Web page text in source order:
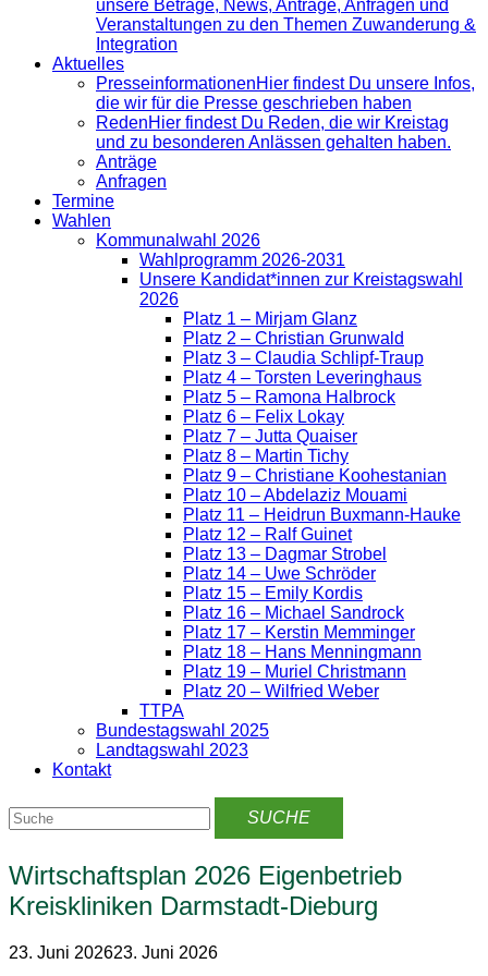
unsere Beträge, News, Anträge, Anfragen und
Veranstaltungen zu den Themen Zuwanderung &
Integration
Aktuelles
Presse­informationenHier findest Du unsere Infos,
die wir für die Presse geschrieben haben
RedenHier findest Du Reden, die wir Kreistag
und zu besonderen Anlässen gehalten haben.
Anträge
Anfragen
Termine
Wahlen
Kommunalwahl 2026
Wahlprogramm 2026-2031
Unsere Kandidat*innen zur Kreistagswahl
2026
Platz 1 – Mirjam Glanz
Platz 2 – Christian Grunwald
Platz 3 – Claudia Schlipf-Traup
Platz 4 – Torsten Leveringhaus
Platz 5 – Ramona Halbrock
Platz 6 – Felix Lokay
Platz 7 – Jutta Quaiser
Platz 8 – Martin Tichy
Platz 9 – Christiane Koohestanian
Platz 10 – Abdelaziz Mouami
Platz 11 – Heidrun Buxmann-Hauke
Platz 12 – Ralf Guinet
Platz 13 – Dagmar Strobel
Platz 14 – Uwe Schröder
Platz 15 – Emily Kordis
Platz 16 – Michael Sandrock
Platz 17 – Kerstin Memminger
Platz 18 – Hans Menningmann
Platz 19 – Muriel Christmann
Platz 20 – Wilfried Weber
TTPA
Bundestagswahl 2025
Landtagswahl 2023
Kontakt
Wirtschaftsplan 2026 Eigenbetrieb
Kreiskliniken Darmstadt-Dieburg
23. Juni 202623. Juni 2026